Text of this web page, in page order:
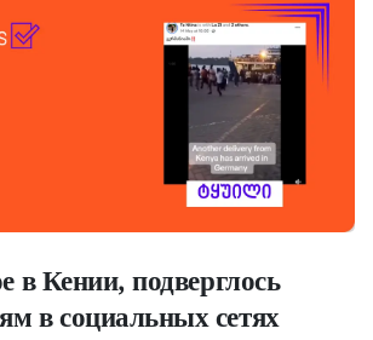
в Кении, подверглось
в социальных сетях